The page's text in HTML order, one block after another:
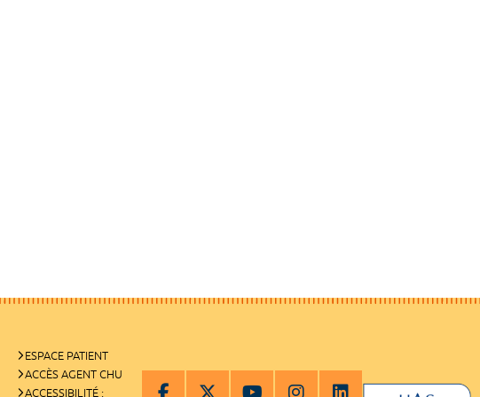
ESPACE PATIENT
ACCÈS AGENT CHU
ACCESSIBILITÉ :